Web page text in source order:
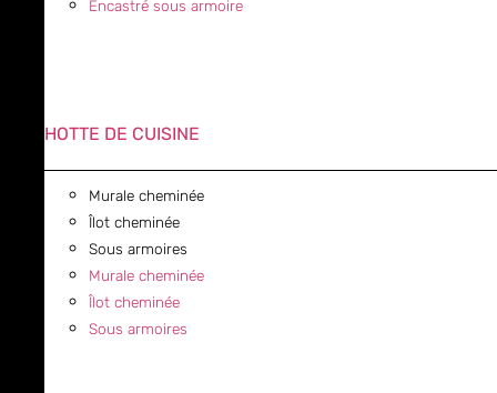
Encastré sous armoire
HOTTE DE CUISINE
Murale cheminée
Îlot cheminée
Sous armoires
Murale cheminée
Îlot cheminée
Sous armoires